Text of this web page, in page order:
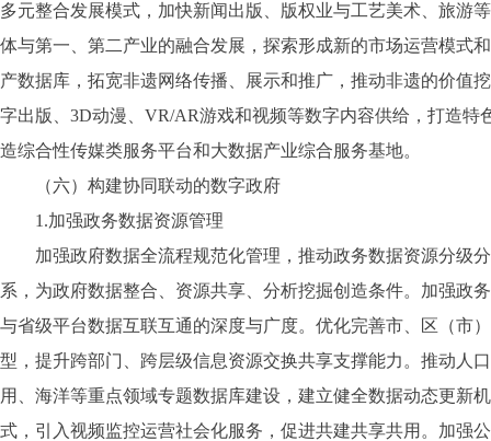
多元整合发展模式，加快新闻出版、版权业与工艺美术、旅游
体与第一、第二产业的融合发展，探索形成新的市场运营模式
产数据库，拓宽非遗网络传播、展示和推广，推动非遗的价值
字出版、3D动漫、VR/AR游戏和视频等数字内容供给，打造
造综合性传媒类服务平台和大数据产业综合服务基地。
（六）构建协同联动的数字政府
1.加强政务数据资源管理
加强政府数据全流程规范化管理，推动政务数据资源分级分
系，为政府数据整合、资源共享、分析挖掘创造条件。加强政
与省级平台数据互联互通的深度与广度。优化完善市、区（市
型，提升跨部门、跨层级信息资源交换共享支撑能力。推动人
用、海洋等重点领域专题数据库建设，建立健全数据动态更新
式，引入视频监控运营社会化服务，促进共建共享共用。加强